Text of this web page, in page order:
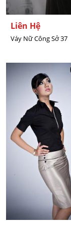
Liên Hệ
Váy Nữ Công Sở 37